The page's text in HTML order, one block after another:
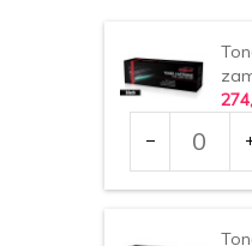
274,
dla
produktu
33818